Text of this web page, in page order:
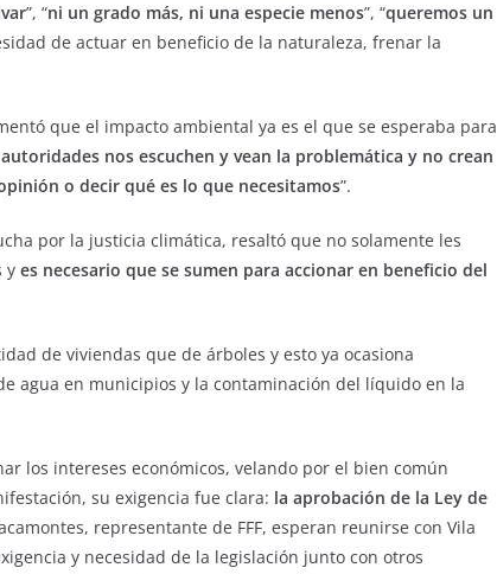
”, “ni un grado más, ni una especie menos”, “queremos un
de actuar en beneficio de la naturaleza, frenar la
que el impacto ambiental ya es el que se esperaba para
nos escuchen y vean la problemática y no crean
o decir qué es lo que necesitamos”.
por la justicia climática, resaltó que no solamente les
y es necesario que se sumen para accionar en beneficio del
de viviendas que de árboles y esto ya ocasiona
agua en municipios y la contaminación del líquido en la
los intereses económicos, velando por el bien común
su exigencia fue clara: la aprobación de la Ley de
representante de FFF, esperan reunirse con Vila
y necesidad de la legislación junto con otros